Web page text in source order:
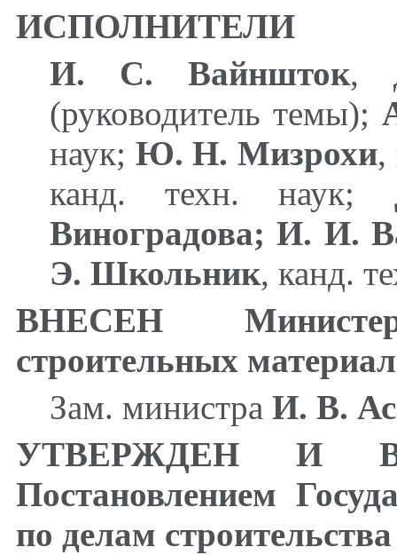
ИСПОЛНИТЕЛИ
И. С. Вайншток,
(руководитель темы);
наук; Ю. Н. Мизрохи,
канд. техн. наук;
Виноградова; И. И.
Э. Школьник, канд.
ВНЕСЕН
строительных
Зам. министра И. В.
УТВЕРЖДЕН И
Постановлением
по делам